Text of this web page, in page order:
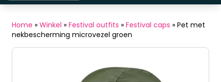
Home » Winkel » Festival outfits » Festival caps » Pet met
nekbescherming microvezel groen